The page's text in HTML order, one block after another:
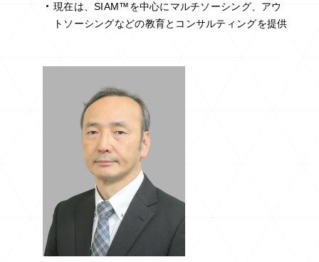
現在は、SIAM™を中心にマルチソーシング、アウ
トソーシングなどの教育とコンサルティングを提供